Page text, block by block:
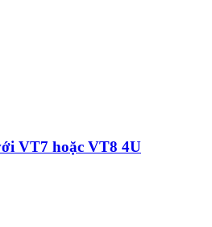
VT7 hoặc VT8 4U